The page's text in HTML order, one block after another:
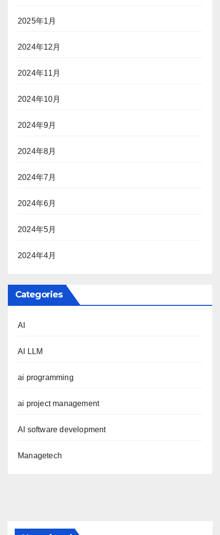
2025年1月
2024年12月
2024年11月
2024年10月
2024年9月
2024年8月
2024年7月
2024年6月
2024年5月
2024年4月
Categories
AI
AI LLM
ai programming
ai project management
AI software development
Managetech